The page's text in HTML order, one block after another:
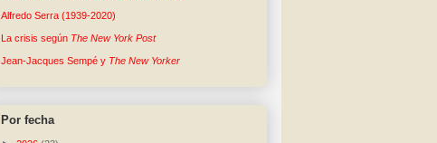
Alfredo Serra (1939-2020)
La crisis según The New York Post
Jean-Jacques Sempé y The New Yorker
Por fecha